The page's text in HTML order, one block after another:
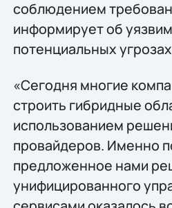
соблюдением
информирует об
потенциальных
«Сегодня многие
строить гибридные
использованием
провайдеров. Именно
предложенное нами
унифицированного